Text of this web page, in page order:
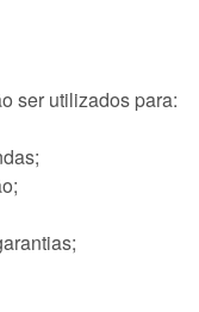
ser utilizados para: